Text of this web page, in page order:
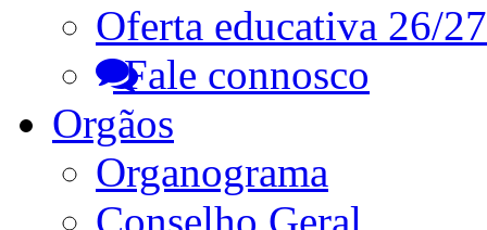
Oferta educativa 26/27
Fale connosco
Orgãos
Organograma
Conselho Geral